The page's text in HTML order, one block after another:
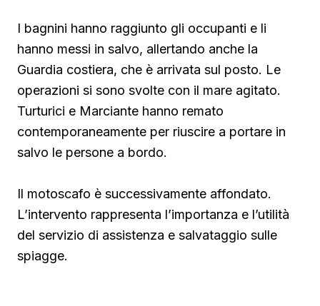
I bagnini hanno raggiunto gli occupanti e li
hanno messi in salvo, allertando anche la
Guardia costiera, che è arrivata sul posto. Le
operazioni si sono svolte con il mare agitato.
Turturici e Marciante hanno remato
contemporaneamente per riuscire a portare in
salvo le persone a bordo.
Il motoscafo è successivamente affondato.
L’intervento rappresenta l’importanza e l’utilità
del servizio di assistenza e salvataggio sulle
spiagge.